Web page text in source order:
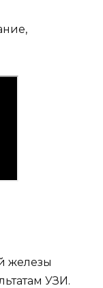
железы
УЗИ.